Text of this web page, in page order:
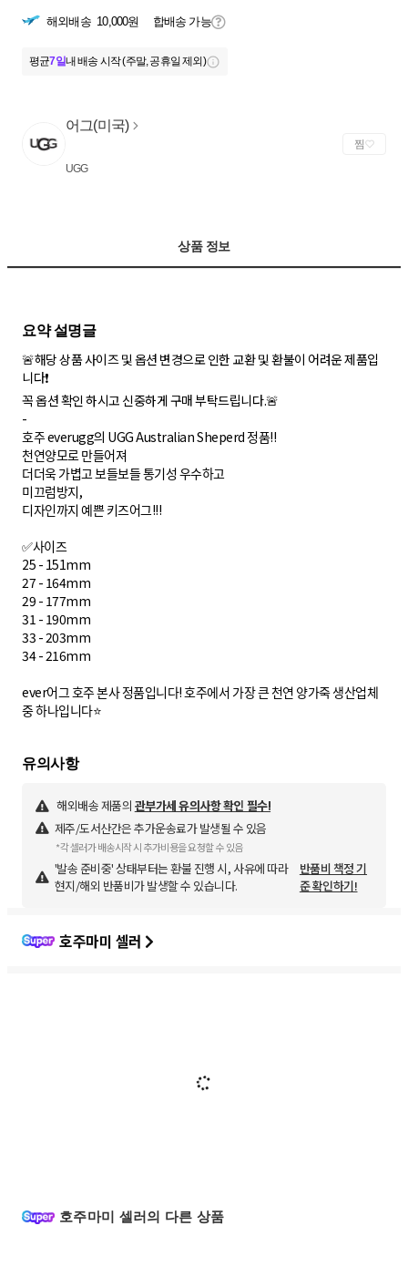
해외배송 10,000원 합배송 가능
평균7일내 배송 시작 (주말, 공휴일 제외)
어그(미국)
UGG
찜
상품 정보
요약 설명글
🚨해당 상품 사이즈 및 옵션 변경으로 인한 교환 및 환불이 어려운 제품입
니다❗
꼭 옵션 확인 하시고 신중하게 구매 부탁드립니다.🚨
-
호주 everugg의 UGG Australian Sheperd 정품!!
천연양모로 만들어져
더더욱 가볍고 보들보들 통기성 우수하고
미끄럼방지,
디자인까지 예쁜 키즈어그!!!
✅사이즈
25 - 151mm
27 - 164mm
29 - 177mm
31 - 190mm
33 - 203mm
34 - 216mm
ever어그 호주 본사 정품입니다! 호주에서 가장 큰 천연 양가죽 생산업체
중 하나입니다⭐️
유의사항
해외배송 제품의 관부가세 유의사항 확인 필수!
제주/도서산간은 추가운송료가 발생될 수 있음
*각 셀러가 배송시작 시 추가비용을 요청할 수 있음
'발송 준비중' 상태부터는 환불 진행 시, 사유에 따라
현지/해외 반품비가 발생할 수 있습니다.
반품비 책정 기
준 확인하기!
호주마미 셀러
호주마미 셀러의 다른 상품